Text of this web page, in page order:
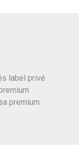
label privé
premium